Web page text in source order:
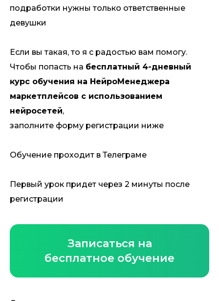
подработки нужны только ответственные
девушки
Если вы такая, то я с радостью вам помогу.
Чтобы попасть на бесплатный 4-дневный
курс обучения на НейроМенеджера
маркетплейсов с использованием
нейросетей,
заполните форму регистрации ниже
Обучение проходит в Телеграме
Первый урок придет через 2 минуты после
регистрации
Записаться на
бесплатное обучение